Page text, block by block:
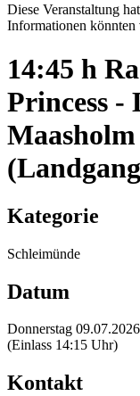
Diese Veranstaltung
Informationen könnten
14:45 h
Princess -
Kategorie
Schleimünde
Datum
Donnerstag
(Einlass 14:15 Uhr)
Kontakt